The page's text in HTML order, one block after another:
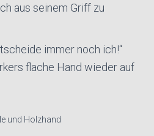
aus seinem Griff zu
immer noch ich!“
flache Hand wieder auf